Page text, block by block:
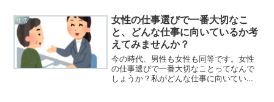
生活
女性の仕事選びで一番大切なこ
と、どんな仕事に向いているか考
えてみませんか？
今の時代、男性も女性も同等です。女性
の仕事選びで一番大切なことってなんで
しょうか？私がどんな仕事に向いている